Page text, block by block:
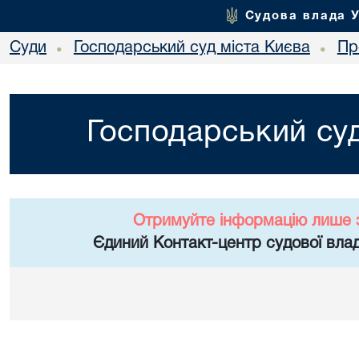
Судова влада
Суди • Господарський суд міста Києва •
Господарський
Отримуйте інформацію лише
Єдиний Контакт-центр судової